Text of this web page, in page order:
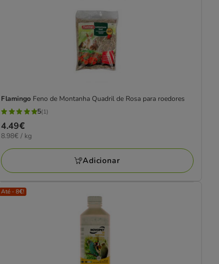
Flamingo Feno de Montanha Quadril de Rosa para roedores
5
estrelas
com
1
avaliações
5(1)
Preço
4.49€
4.49€
8.98€
KG
8.98€ / kg
Adicionar
Até - 8€!